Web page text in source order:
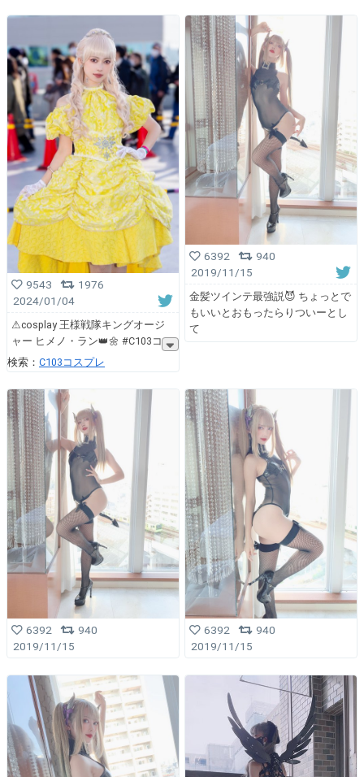
9543
1976
2024/01/04
⚠︎cosplay 王様戦隊キングオージ
ャー ヒメノ・ラン👑🌼 #C103コ
検索： C103コスプレ
6392
940
2019/11/15
金髪ツインテ最強説😈 ちょっとで
もいいとおもったらりついーとし
て
6392
940
2019/11/15
6392
940
2019/11/15